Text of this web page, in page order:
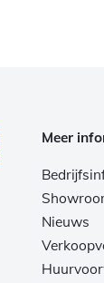
Meer
Nieuws